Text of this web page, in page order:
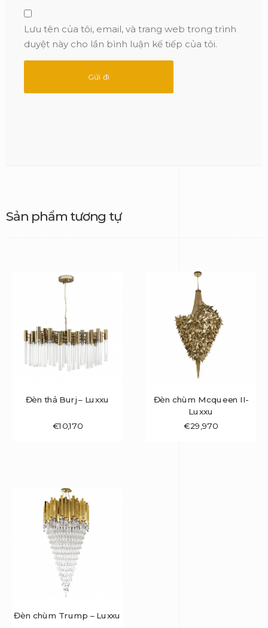
Lưu tên của tôi, email, và trang web trong trình
duyệt này cho lần bình luận kế tiếp của tôi.
Sản phẩm tương tự
Đèn thả Burj – Luxxu
€10,170
Đèn chùm Mcqueen II-
Luxxu
€29,970
Đèn chùm Trump – Luxxu